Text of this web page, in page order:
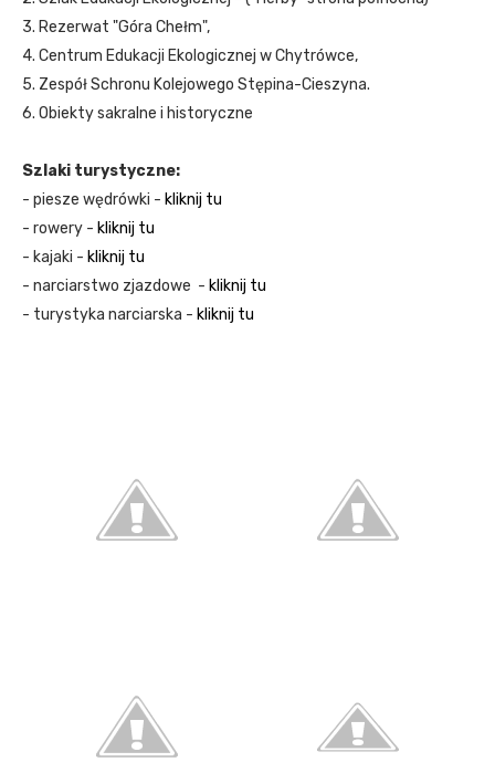
3. Rezerwat "Góra Chełm",
4. Centrum Edukacji Ekologicznej w Chytrówce,
5. Zespół Schronu Kolejowego Stępina-Cieszyna.
6. Obiekty sakralne i historyczne
Szlaki turystyczne:
- piesze wędrówki - kliknij tu
- rowery - kliknij tu
- kajaki - kliknij tu
- narciarstwo zjazdowe - kliknij tu
- turystyka narciarska - kliknij tu